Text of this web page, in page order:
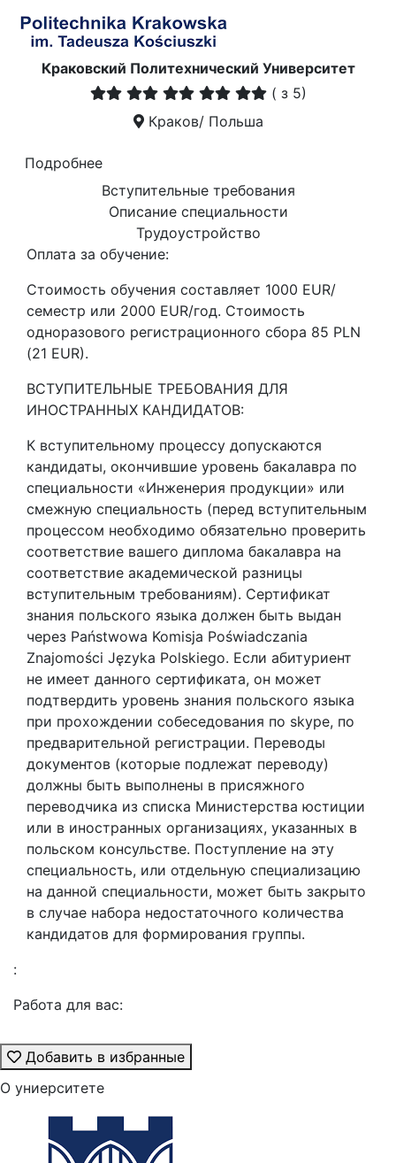
Краковский Политехнический Университет
( з 5)
Краков/ Польша
Подробнее
Вступительные требования
Описание специальности
Трудоустройство
Оплата за обучение:
Стоимость обучения составляет 1000 EUR/
семестр или 2000 EUR/год. Стоимость
одноразового регистрационного сбора 85 PLN
(21 EUR).
ВСТУПИТЕЛЬНЫЕ ТРЕБОВАНИЯ ДЛЯ
ИНОСТРАННЫХ КАНДИДАТОВ:
К вступительному процессу допускаются
кандидаты, окончившие уровень бакалавра по
специальности «Инженерия продукции» или
смежную специальность (перед вступительным
процессом необходимо обязательно проверить
соответствие вашего диплома бакалавра на
соответствие академической разницы
вступительным требованиям). Сертификат
знания польского языка должен быть выдан
через Państwowa Komisja Poświadczania
Znajomości Języka Polskiego. Если абитуриент
не имеет данного сертификата, он может
подтвердить уровень знания польского языка
при прохождении собеседования по skype, по
предварительной регистрации. Переводы
документов (которые подлежат переводу)
должны быть выполнены в присяжного
переводчика из списка Министерства юстиции
или в иностранных организациях, указанных в
польском консульстве. Поступление на эту
специальность, или отдельную специализацию
на данной специальности, может быть закрыто
в случае набора недостаточного количества
кандидатов для формирования группы.
:
Работа для вас:
Добавить в избранные
О униерситете